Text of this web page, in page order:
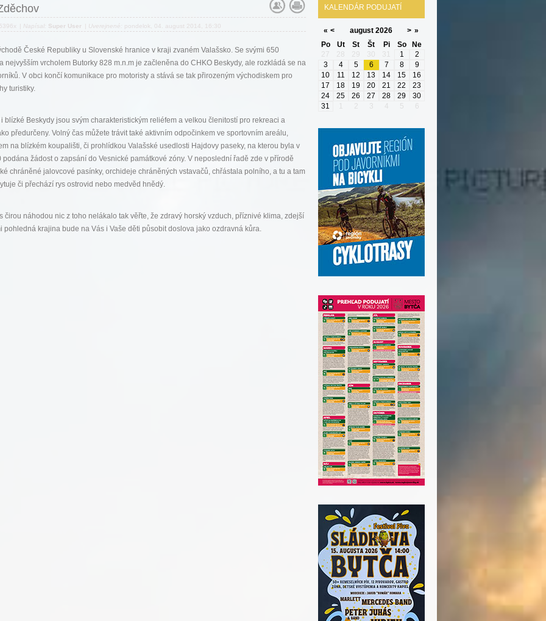
Napísal: Super User Uverejnené: pondelok, 04. august 2014, 16:30
České Republiky u Slovenské hranice v kraji zvaném Valašsko. Se svými 650
nejvyšším vrcholem Butorky 828 m.n.m je začleněna do CHKO Beskydy, ale rozkládá se na
V obci končí komunikace pro motoristy a stává se tak přirozeným východiskem pro
turistiky.
blízké Beskydy jsou svým charakteristickým reliéfem a velkou členitostí pro rekreaci a
předurčeny. Volný čas můžete trávit také aktivním odpočinkem ve sportovním areálu,
na blízkém koupališti, či prohlídkou Valašské usedlosti Hajdovy paseky, na kterou byla v
podána žádost o zapsání do Vesnické památkové zóny. V neposlední řadě zde v přírodě
chráněné jalovcové pasínky, orchideje chráněných vstavačů, chřástala polního, a tu a tam
či přechází rys ostrovid nebo medvěd hnědý.
čirou náhodou nic z toho nelákalo tak věřte, že zdravý horský vzduch, příznivé klima, zdejší
pohledná krajina bude na Vás i Vaše děti působit doslova jako ozdravná kůra.
KALENDÁR PODUJATÍ
« < august 2026 > »
Po
Ut St Št Pi So
Ne
27
28 29 30 31 1
2
3
4 5 6 7 8
9
10
11 12 13 14 15
16
17
18 19 20 21 22
23
24
25 26 27 28 29
30
31
2 3 5 6